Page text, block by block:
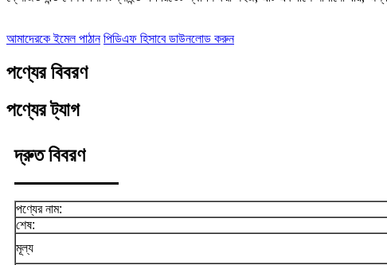
আমাদেরকে ইমেল পাঠান পিডিএফ হিসাবে ডাউনলোড করুন
পণ্যের বিবরণ
পণ্যের ট্যাগ
দ্রুত বিবরণ
পণ্যের নাম:
শেষ:
মূল্য